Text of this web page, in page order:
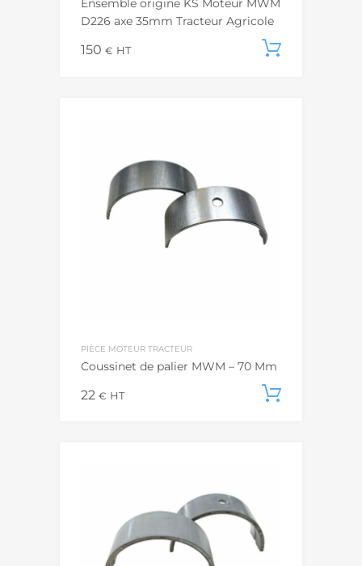
Ensemble origine KS Moteur MWM
D226 axe 35mm Tracteur Agricole
150 € HT
PIÈCE MOTEUR TRACTEUR
Coussinet de palier MWM – 70 Mm
22 € HT